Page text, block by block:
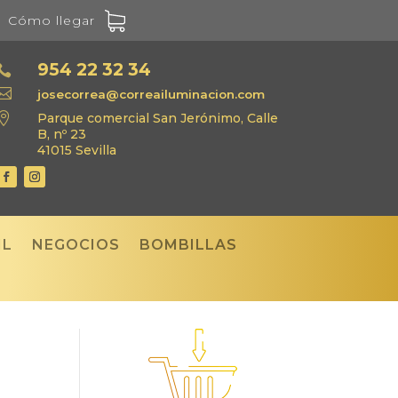
Cómo llegar
954 22 32 34
josecorrea@correailuminacion.com
Parque comercial San Jerónimo, Calle
B, nº 23
41015 Sevilla
NEGOCIOS
BOMBILLAS